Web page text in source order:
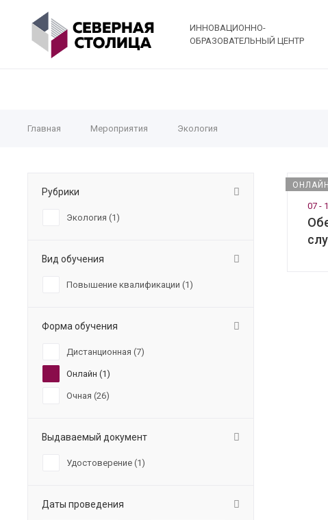
ИННОВАЦИОННО-
ОБРАЗОВАТЕЛЬНЫЙ ЦЕНТР
Главная Мероприятия Экология
07 -
Рубрики
Экология (1)
Вид обучения
Повышение квалификации (1)
Форма обучения
Дистанционная (7)
Онлайн (1)
Очная (26)
Выдаваемый документ
Удостоверение (1)
Даты проведения